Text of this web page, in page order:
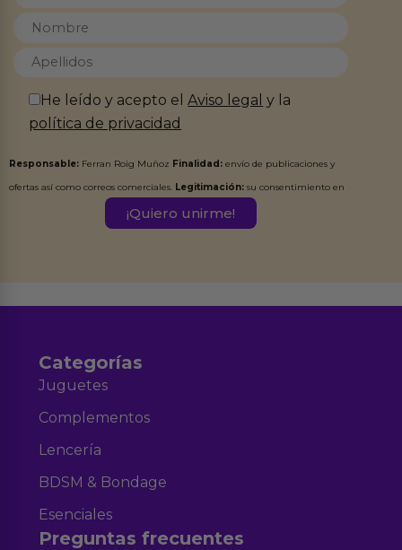
He leído y acepto elAviso legal y la
política de privacidad
Responsable: Ferran Roig Muñoz Finalidad: envío de publicaciones y
ofertas así como correos comerciales. Legitimación: su consentimiento en
Destinatarios:Ferran Roig Muñoz. Podrás ejercer tus
Categorías
Juguetes
Complementos
Lencería
BDSM & Bondage
Esenciales
Preguntas frecuentes